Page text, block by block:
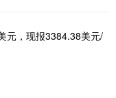
元，现报3384.38美元/